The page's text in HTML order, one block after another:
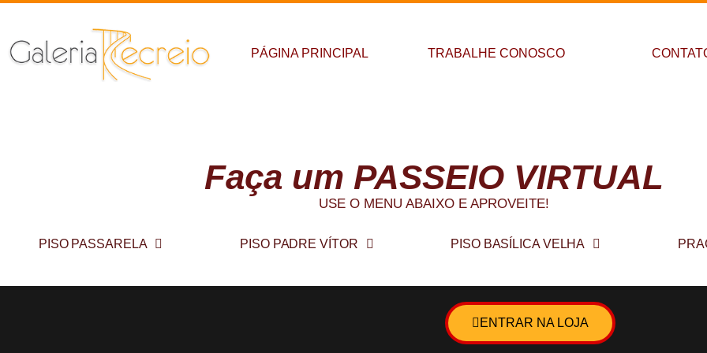
PÁGINA PRINCIPAL TRABALHE CONOSCO
Faça um PASSEIO VIRTUAL
USE O MENU ABAIXO E APROVEITE!
PISO PASSARELA PISO PADRE VÍTOR PISO BASÍLICA VELHA
ENTRAR NA LOJA